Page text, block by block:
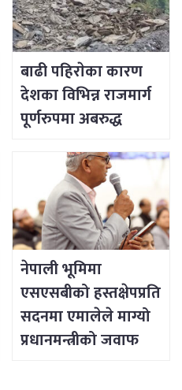
बाढी पहिराेका कारण
देशका विभिन्न राजमार्ग
पूर्णरुपमा अबरुद्ध
नेपाली भूमिमा
एसएसबीको हस्तक्षेपप्रति
सदनमा एमालेले माग्यो
प्रधानमन्त्रीको जवाफ